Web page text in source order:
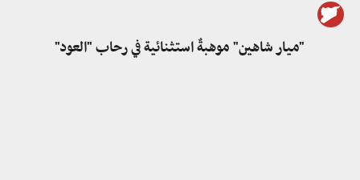
"ميار شاهين" موهبةٌ استثنائية في رحاب "العود"